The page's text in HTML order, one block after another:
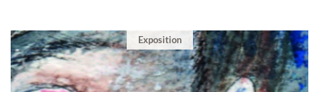
Exposition